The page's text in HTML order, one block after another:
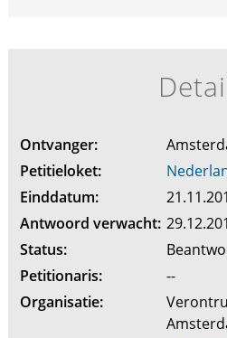
Ontvanger:
Petitieloket:
Einddatum:
Antwoord verwacht:
Status:
Petitionaris:
--
Organisatie: